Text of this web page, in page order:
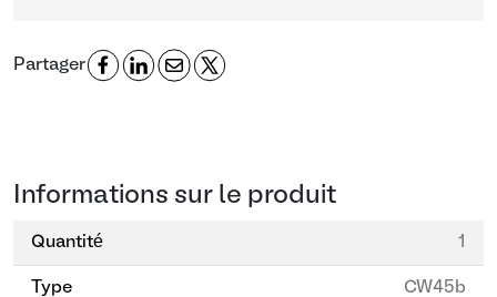
Partager
Informations sur le produit
Quantité 1
Type CW45b